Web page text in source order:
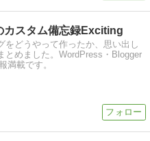
カスタム備忘録Exciting
をどうやって作ったか、思い出し
とめました。WordPress・Blogger
満載です。